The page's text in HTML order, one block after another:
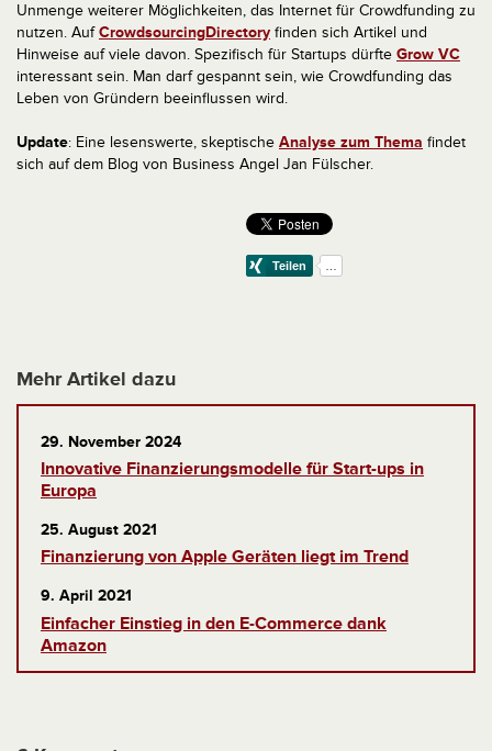
Unmenge weiterer Möglichkeiten, das Internet für Crowdfunding zu
nutzen. AufCrowdsourcingDirectory finden sich Artikel und
Hinweise auf viele davon. Spezifisch für Startups dürfte Grow VC
interessant sein. Man darf gespannt sein, wie Crowdfunding das
Leben von Gründern beeinflussen wird.
Update: Eine lesenswerte, skeptische Analyse zum Thema findet
sich auf dem Blog von Business Angel Jan Fülscher.
Mehr Artikel dazu
29. November 2024
Innovative Finanzierungsmodelle für Start-ups in
Europa
25. August 2021
Finanzierung von Apple Geräten liegt im Trend
9. April 2021
Einfacher Einstieg in den E-Commerce dank
Amazon